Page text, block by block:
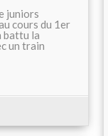
juniors
cours du 1er
battu la
un train